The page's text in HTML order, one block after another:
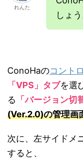
れんた
しょう
ConoHaのコント
「VPS」タブを選
る 「バージョン切
(Ver.2.0)の管理画
次に、左サイドメ
すると、